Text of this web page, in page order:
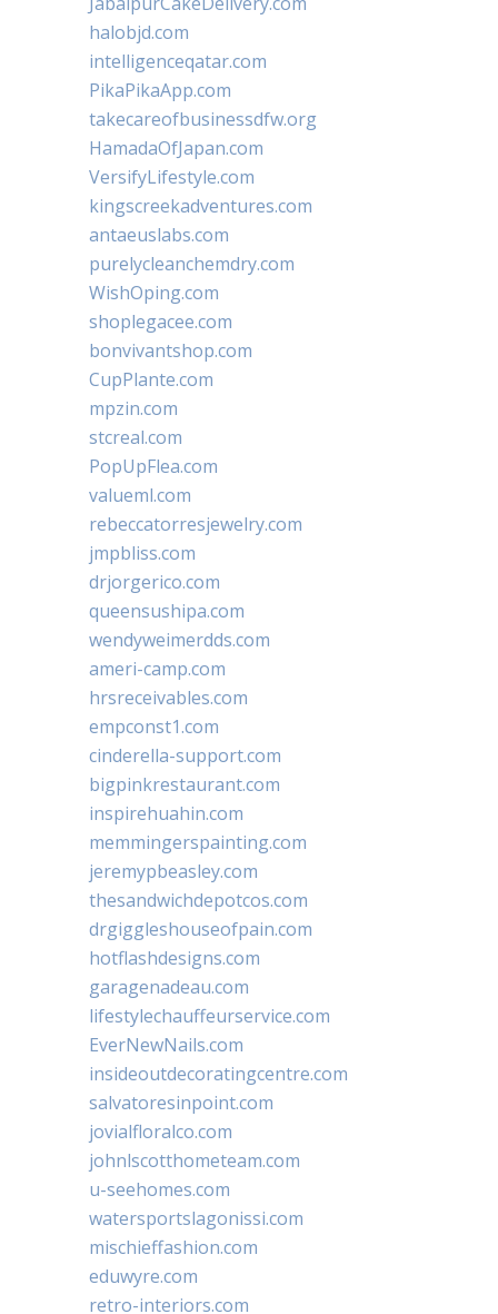
halobjd.com
intelligenceqatar.com
PikaPikaApp.com
takecareofbusinessdfw.org
HamadaOfJapan.com
VersifyLifestyle.com
kingscreekadventures.com
antaeuslabs.com
purelycleanchemdry.com
WishOping.com
shoplegacee.com
bonvivantshop.com
CupPlante.com
mpzin.com
stcreal.com
PopUpFlea.com
valueml.com
rebeccatorresjewelry.com
jmpbliss.com
drjorgerico.com
queensushipa.com
wendyweimerdds.com
ameri-camp.com
hrsreceivables.com
empconst1.com
cinderella-support.com
bigpinkrestaurant.com
inspirehuahin.com
memmingerspainting.com
jeremypbeasley.com
thesandwichdepotcos.com
drgiggleshouseofpain.com
hotflashdesigns.com
garagenadeau.com
lifestylechauffeurservice.com
EverNewNails.com
insideoutdecoratingcentre.com
salvatoresinpoint.com
jovialfloralco.com
johnlscotthometeam.com
u-seehomes.com
watersportslagonissi.com
mischieffashion.com
eduwyre.com
retro-interiors.com